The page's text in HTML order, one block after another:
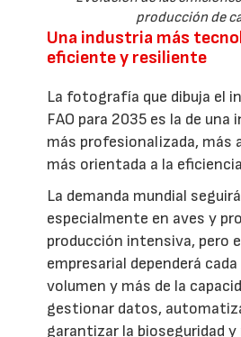
producción de
Una industria más
eficiente y resiliente
La fotografía que dibuja el
FAO para 2035 es la de
más profesionalizada, más
más orientada a la
La demanda mundial
especialmente en aves y
producción intensiva, pero
empresarial dependerá
volumen y más de la
gestionar datos,
garantizar la bioseguridad y